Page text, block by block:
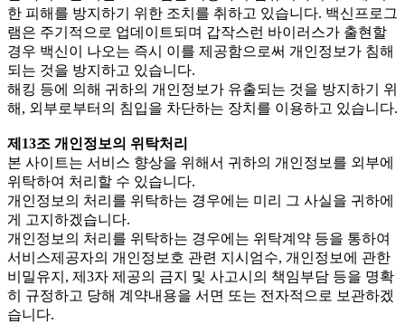
한 피해를 방지하기 위한 조치를 취하고 있습니다. 백신프로그
램은 주기적으로 업데이트되며 갑작스런 바이러스가 출현할
경우 백신이 나오는 즉시 이를 제공함으로써 개인정보가 침해
되는 것을 방지하고 있습니다.
해킹 등에 의해 귀하의 개인정보가 유출되는 것을 방지하기 위
해, 외부로부터의 침입을 차단하는 장치를 이용하고 있습니다.
제13조 개인정보의 위탁처리
본 사이트는 서비스 향상을 위해서 귀하의 개인정보를 외부에
위탁하여 처리할 수 있습니다.
개인정보의 처리를 위탁하는 경우에는 미리 그 사실을 귀하에
게 고지하겠습니다.
개인정보의 처리를 위탁하는 경우에는 위탁계약 등을 통하여
서비스제공자의 개인정보호 관련 지시엄수, 개인정보에 관한
비밀유지, 제3자 제공의 금지 및 사고시의 책임부담 등을 명확
히 규정하고 당해 계약내용을 서면 또는 전자적으로 보관하겠
습니다.